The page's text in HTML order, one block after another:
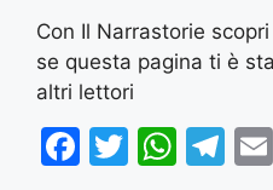
Con Il Narrastorie
se questa pagina ti è
altri lettori
F
T
W T